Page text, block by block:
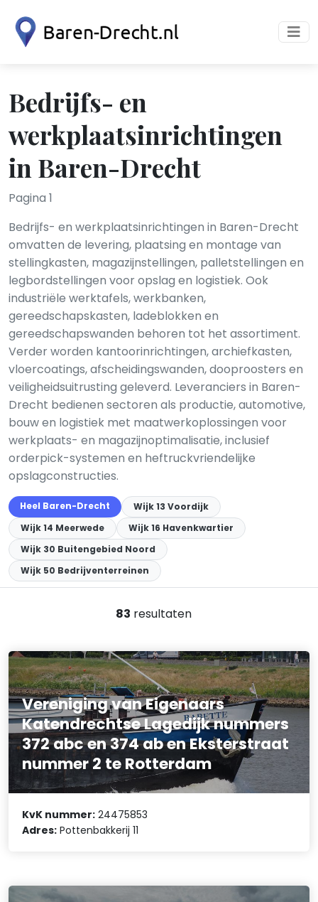
Bedrijfs- en
werkplaatsinrichtingen
in Baren-Drecht
Pagina 1
Bedrijfs- en werkplaatsinrichtingen in Baren-Drecht
omvatten de levering, plaatsing en montage van
stellingkasten, magazijnstellingen, palletstellingen en
legbordstellingen voor opslag en logistiek. Ook
industriële werktafels, werkbanken,
gereedschapskasten, ladeblokken en
gereedschapswanden behoren tot het assortiment.
Verder worden kantoorinrichtingen, archiefkasten,
vloercoatings, afscheidingswanden, dooproosters en
veiligheidsuitrusting geleverd. Leveranciers in Baren-
Drecht bedienen sectoren als productie, automotive,
bouw en logistiek met maatwerkoplossingen voor
werkplaats- en magazijnoptimalisatie, inclusief
orderpick-systemen en heftruckvriendelijke
opslagconstructies.
Heel Baren-Drecht
Wijk 13 Voordijk
Wijk 14 Meerwede
Wijk 16 Havenkwartier
Wijk 30 Buitengebied Noord
Wijk 50 Bedrijventerreinen
83 resultaten
Vereniging van Eigenaars
Katendrechtse Lagedijk nummers
372 abc en 374 ab en Eksterstraat
nummer 2 te Rotterdam
KvK nummer: 24475853
Adres: Pottenbakkerij 11